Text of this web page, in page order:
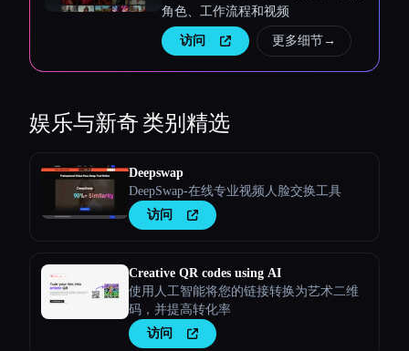
角色、工作流程和视频
访问 更多细节→
娱乐与新奇类别精选
Deepswap
DeepSwap-在线专业视频人脸交换工具
访问
Creative QR codes using AI
使用人工智能将您的链接转换为艺术二维
码，并提高转化率
访问